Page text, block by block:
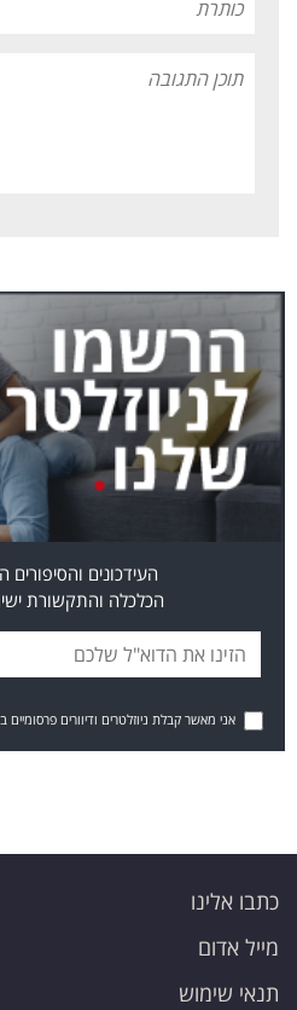
העידכונים
הכלכלה והתקשורת
אני מאשר קבלת ניוזלטרים ודיוורים פרסומיים
כתבו אלינו
מייל אדום
תנאי שימוש